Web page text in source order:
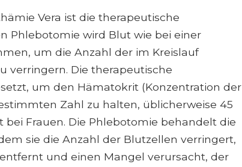
Vera ist die therapeutische
Phlebotomie wird Blut wie bei einer
um die Anzahl der im Kreislauf
verringern. Die therapeutische
um den Hämatokrit (Konzentration der
Zahl zu halten, üblicherweise 45
Frauen. Die Phlebotomie behandelt die
sie die Anzahl der Blutzellen verringert,
und einen Mangel verursacht, der